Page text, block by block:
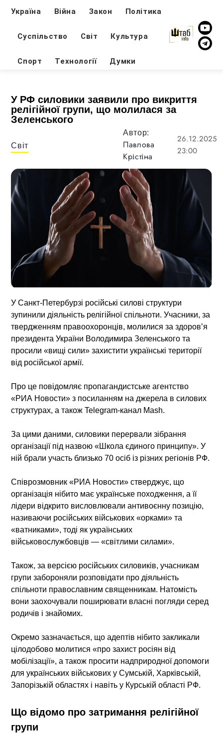
Україна Війна Закон Політика
Суспільство Світ Культура
Спорт Технології Думки
У РФ силовики заявили про викриття
релігійної групи, що молилася за
Зеленського
Світ
Автор:
Павлова
Крістіна
26.12.2025
23:00
У Санкт-Петербурзі російські силові структури
зупинили діяльність релігійної спільноти. Учасники, за
твердженням правоохоронців, молилися за здоров’я
президента України Володимира Зеленського та
просили «вищі сили» захистити українські території
від російської армії.
Про це повідомляє пропагандистське агентство
«РИА Новости» з посиланням на джерела в силових
структурах, а також Telegram-канал Mash.
За цими даними, силовики перервали зібрання
організації під назвою «Школа єдиного принципу». У
ній брали участь близько 70 осіб із різних регіонів РФ.
Співрозмовник «РИА Новости» стверджує, що
організація нібито має українське походження, а її
лідери відкрито висловлювали антивоєнну позицію,
називаючи російських військових «орками» та
«ватниками», тоді як українських
військовослужбовців — «світлими силами».
Також, за версією російських силовиків, учасникам
групи забороняли розповідати про діяльність
спільноти православним священникам. Натомість
вони заохочували поширювати власні погляди серед
родичів і знайомих.
Окремо зазначається, що адептів нібито закликали
цілодобово молитися «про захист росіян від
мобілізації», а також просити надприродної допомоги
для українських військових у Сумській, Харківській,
Запорізькій областях і навіть у Курській області РФ.
Що відомо про затримання релігійної
групи